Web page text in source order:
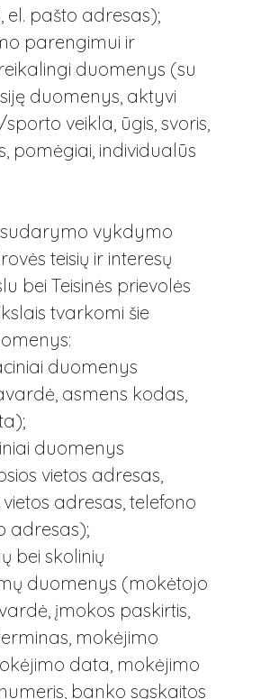
el. pašto adresas);
parengimui ir
duomenys (su
duomenys, aktyvi
veikla, ūgis, svoris,
pomėgiai, individualūs
sudarymo vykdymo
teisių ir interesų
bei Teisinės prievolės
tvarkomi šie
duomenys
asmens kodas,
duomenys
vietos adresas,
adresas, telefono
adresas);
bei skolinių
duomenys (mokėtojo
įmokos paskirtis,
mokėjimo
data, mokėjimo
banko sąskaitos